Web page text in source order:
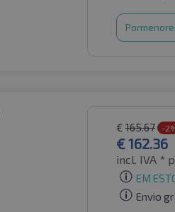
€ 165.67 -
€162.36
incl. IVA *
EM
Envio